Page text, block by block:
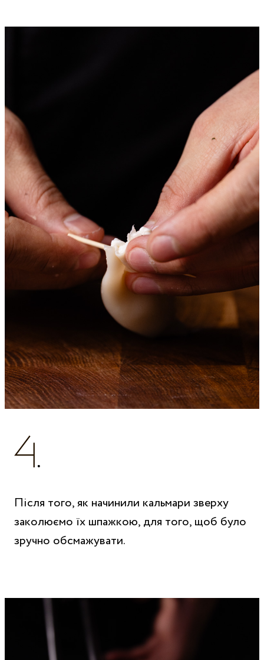
Після того, як начинили кальмари зверху
заколюємо їх шпажкою, для того, щоб було
зручно обсмажувати.